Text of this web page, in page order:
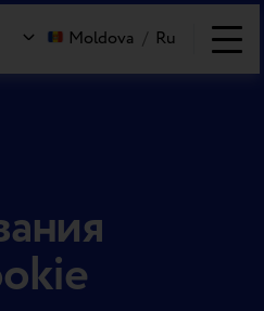
Moldova / Ru